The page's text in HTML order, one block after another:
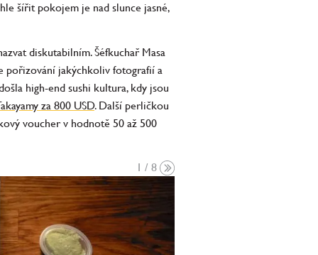
šířit pokojem je nad slunce jasné,
diskutabilním. Šéfkuchař Masa
pořizování jakýchkoliv fotografií a
high-end sushi kultura, kdy jsou
za 800 USD. Další perličkou
voucher v hodnotě 50 až 500
1 / 8